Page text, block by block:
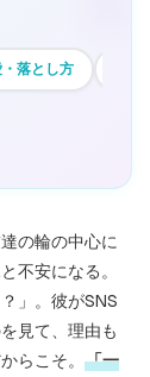
落とし方
の輪の中心に
不安になる。
」。彼がSNS
見て、理由も
らこそ。 「一